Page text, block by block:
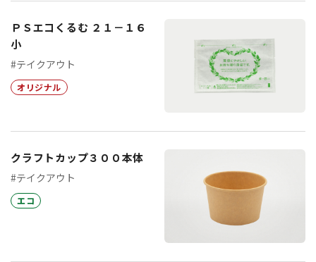
ＰＳエコくるむ ２１－１６
小
#テイクアウト
オリジナル
クラフトカップ３００本体
#テイクアウト
エコ